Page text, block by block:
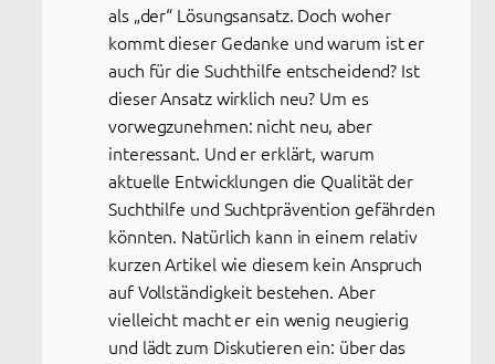
als „der“ Lösungsansatz. Doch woher
kommt dieser Gedanke und warum ist er
auch für die Suchthilfe entscheidend? Ist
dieser Ansatz wirklich neu? Um es
vorwegzunehmen: nicht neu, aber
interessant. Und er erklärt, warum
aktuelle Entwicklungen die Qualität der
Suchthilfe und Suchtprävention gefährden
könnten. Natürlich kann in einem relativ
kurzen Artikel wie diesem kein Anspruch
auf Vollständigkeit bestehen. Aber
vielleicht macht er ein wenig neugierig
und lädt zum Diskutieren ein: über das